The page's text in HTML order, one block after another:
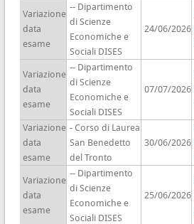
Variazione
data
esame
-- Dipartimento
di Scienze
Economiche e
Sociali DISES
24/06/2026
Variazione
data
esame
-- Dipartimento
di Scienze
Economiche e
Sociali DISES
07/07/2026
Variazione
data
esame
- Corso di Laurea
San Benedetto
del Tronto
30/06/2026
Variazione
data
esame
-- Dipartimento
di Scienze
Economiche e
Sociali DISES
25/06/2026